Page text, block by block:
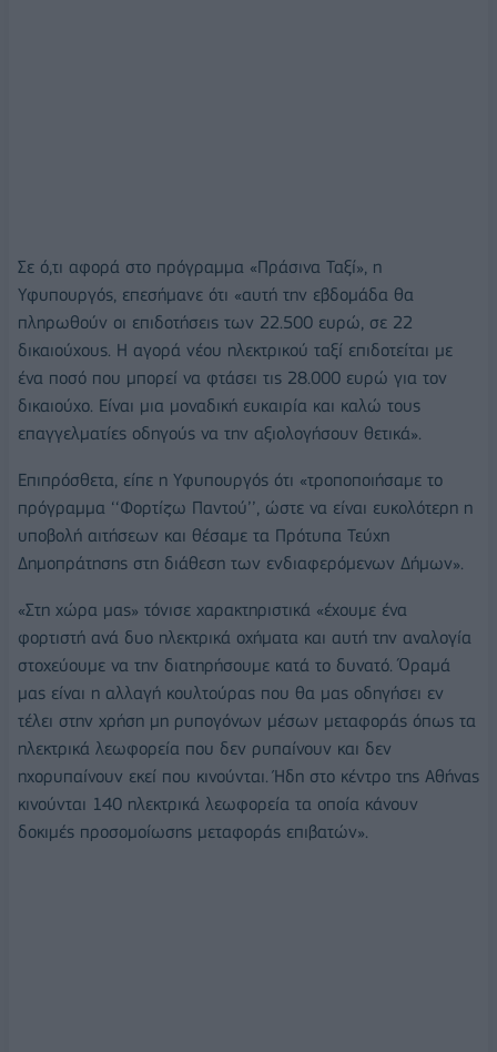
Σε ό,τι αφορά στο πρόγραμμα «Πράσινα Ταξί», η
Υφυπουργός, επεσήμανε ότι «αυτή την εβδομάδα θα
πληρωθούν οι επιδοτήσεις των 22.500 ευρώ, σε 22
δικαιούχους. Η αγορά νέου ηλεκτρικού ταξί επιδοτείται με
ένα ποσό που μπορεί να φτάσει τις 28.000 ευρώ για τον
δικαιούχο. Είναι μια μοναδική ευκαιρία και καλώ τους
επαγγελματίες οδηγούς να την αξιολογήσουν θετικά».
Επιπρόσθετα, είπε η Υφυπουργός ότι «τροποποιήσαμε το
πρόγραμμα ‘‘Φορτίζω Παντού’’, ώστε να είναι ευκολότερη η
υποβολή αιτήσεων και θέσαμε τα Πρότυπα Τεύχη
Δημοπράτησης στη διάθεση των ενδιαφερόμενων Δήμων».
«Στη χώρα μας» τόνισε χαρακτηριστικά «έχουμε ένα
φορτιστή ανά δυο ηλεκτρικά οχήματα και αυτή την αναλογία
στοχεύουμε να την διατηρήσουμε κατά το δυνατό. Όραμά
μας είναι η αλλαγή κουλτούρας που θα μας οδηγήσει εν
τέλει στην χρήση μη ρυπογόνων μέσων μεταφοράς όπως τα
ηλεκτρικά λεωφορεία που δεν ρυπαίνουν και δεν
ηχορυπαίνουν εκεί που κινούνται. Ήδη στο κέντρο της Αθήνας
κινούνται 140 ηλεκτρικά λεωφορεία τα οποία κάνουν
δοκιμές προσομοίωσης μεταφοράς επιβατών».